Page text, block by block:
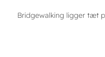
Bridgewalking ligger tæt